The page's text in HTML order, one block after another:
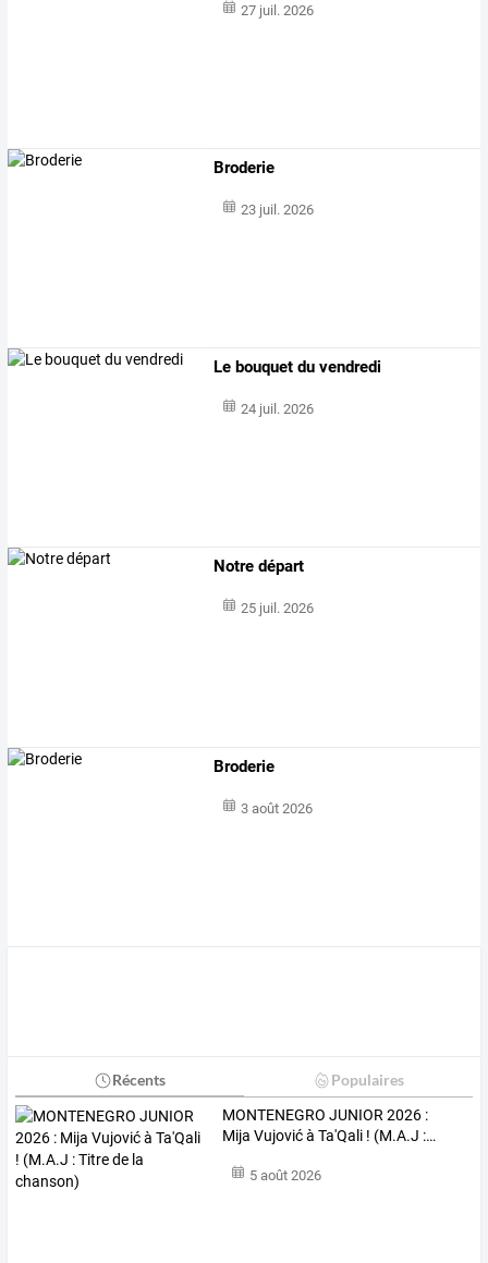
27 juil. 2026
Broderie
23 juil. 2026
Le bouquet du vendredi
24 juil. 2026
Notre départ
25 juil. 2026
Broderie
3 août 2026
Récents Populaires
MONTENEGRO JUNIOR 2026 :
Mija Vujovićà Ta'Qali ! (M.A.J :…
5 août 2026